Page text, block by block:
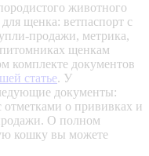
животного
щенка: ветпаспорт с
продажи, метрика,
щенкам
комплекте документов
статье. У
документы:
отметками о прививках и
О полном
кошку вы можете